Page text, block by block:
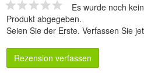
Es wurde noch
Produkt abgegeben.
Seien Sie der Erste. Verfassen Sie
Rezension verfassen